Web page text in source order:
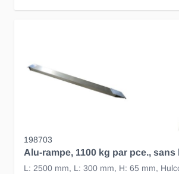
198703
Alu-rampe, 1100 kg par pce., sans
L: 2500 mm, L: 300 mm, H: 65 mm,